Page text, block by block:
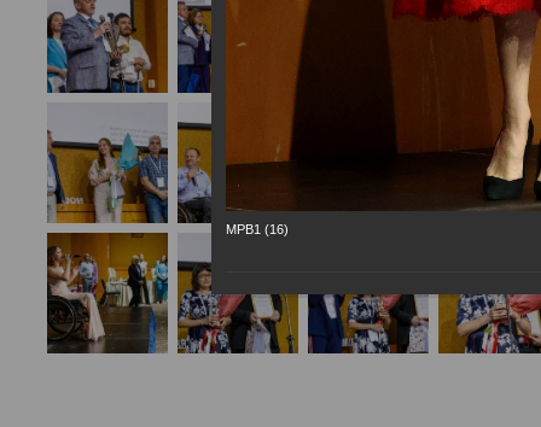
МРВ1 (16)